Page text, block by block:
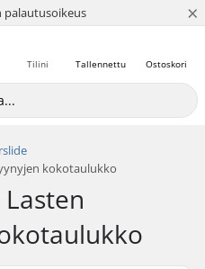
palautusoikeus
/ 5 ×
Ostoskori
Tallennettu
Tilini
kokotaulukko